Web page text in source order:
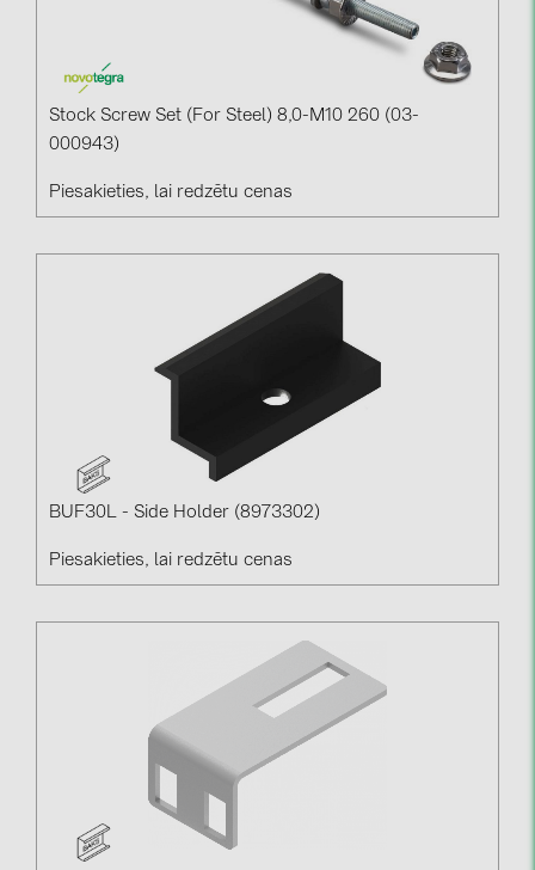
Stock Screw Set (for Steel) 8,0-M10 260 (03-
000943)
Piesakieties, lai redzētu cenas
BUF30L - Side Holder (8973302)
Piesakieties, lai redzētu cenas